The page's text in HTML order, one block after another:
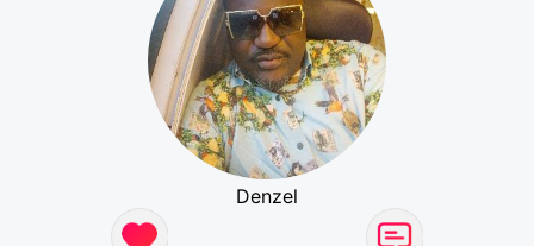
Denzel